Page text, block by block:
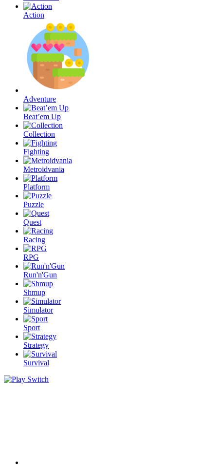
Action
Adventure
Beat’em Up
Collection
Fighting
Metroidvania
Platform
Puzzle
Quest
Racing
RPG
Run'n'Gun
Shmup
Simulator
Sport
Strategy
Survival